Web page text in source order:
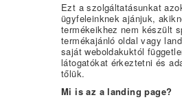
Ezt a szolgáltatásunkat
ügyfeleinknek ajánjuk,
termékeikhez nem készült
termékajánló oldal vagy
saját weboldakuktól
látogatókat érkeztetni és
tőlük.
Mi is az a landing page?